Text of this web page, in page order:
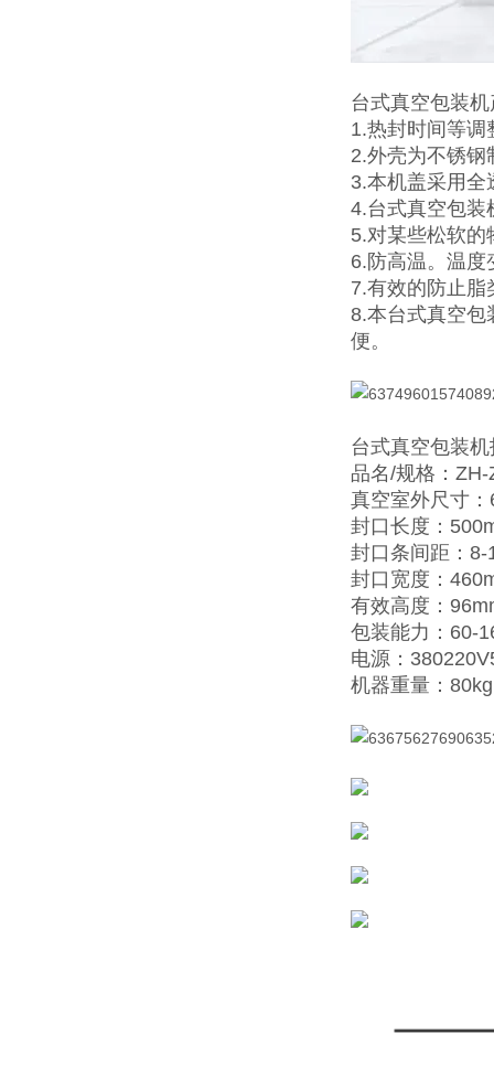
台式真空包装
1.热封时间等调
2.外壳为不锈钢
3.本机盖采用全
4.台式真空包装
5.对某些松软的
6.防高温。温度
7.有效的防止脂
8.本台式真空包
便。
台式真空包装
品名/规格：
真空室外尺寸
封口长度：
封口条间距：8-
封口宽度：
有效高度：
包装能力：60-
电源：
机器重量：80kg